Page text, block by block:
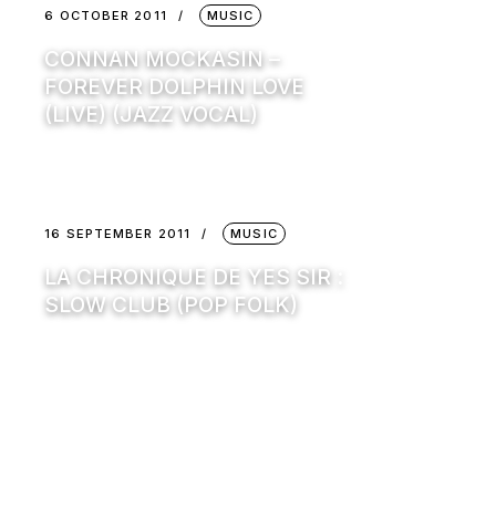
6 OCTOBER 2011 MUSIC
CONNAN MOCKASIN –
FOREVER DOLPHIN LOVE
(LIVE) (JAZZ VOCAL)
16 SEPTEMBER 2011 MUSIC
LA CHRONIQUE DE YES SIR :
SLOW CLUB (POP FOLK)